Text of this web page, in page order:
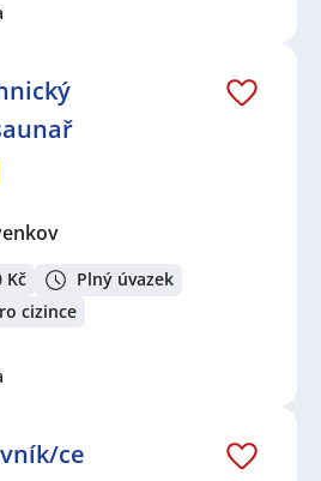
Kč
Plný úvazek
cizince
ce